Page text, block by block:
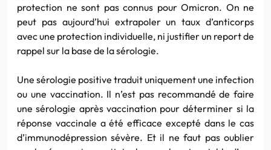
protection ne sont pas connus pour Omicron. On ne
peut pas aujourd’hui extrapoler un taux d’anticorps
avec une protection individuelle, ni justifier un report de
rappel sur la base de la sérologie.
Une sérologie positive traduit uniquement une infection
ou une vaccination. Il n’est pas recommandé de faire
une sérologie après vaccination pour déterminer si la
réponse vaccinale a été efficace excepté dans le cas
d’immunodépression sévère. Et il ne faut pas oublier